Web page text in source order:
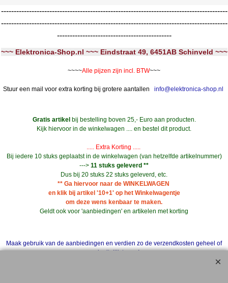
-----------------------------------------------------------------------------------------
-----------------------------------------------------------------------------------------
---------------------------------------------
~~~ Elektronica-Shop.nl ~~~ Eindstraat 49, 6451AB Schinveld ~~~
~~~~Alle pijzen zijn incl. BTW~~~
Stuur een mail voor extra korting bij grotere aantallen info@elektronica-shop.nl
Gratis artikel bij bestelling boven 25,- Euro aan producten.
Kijk hiervoor in de winkelwagen .... en bestel dit product.
..... Extra Korting .....
Bij iedere 10 stuks geplaatst in de winkelwagen (van hetzelfde artikelnummer)
---> 11 stuks geleverd **
Dus bij 20 stuks 22 stuks geleverd, etc.
** Ga hiervoor naar de WINKELWAGEN
en klik bij artikel '10+1' op het Winkelwagentje
om deze wens kenbaar te maken.
Geldt ook voor 'aanbiedingen' en artikelen met korting
Maak gebruik van de aanbiedingen en verdien zo de verzendkosten geheel of
gedeeltelijk terug !